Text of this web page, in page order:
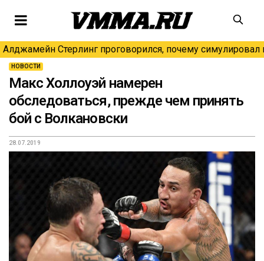
Алджамейн Стерлинг проговорился, почему симулировал
НОВОСТИ
Макс Холлоуэй намерен
обследоваться, прежде чем принять
бой с Волкановски
28.07.2019